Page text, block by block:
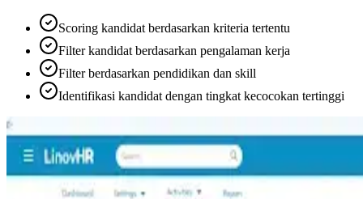
Scoring kandidat berdasarkan kriteria tertentu
Filter kandidat berdasarkan pengalaman kerja
Filter berdasarkan pendidikan dan skill
Identifikasi kandidat dengan tingkat kecocokan tertinggi